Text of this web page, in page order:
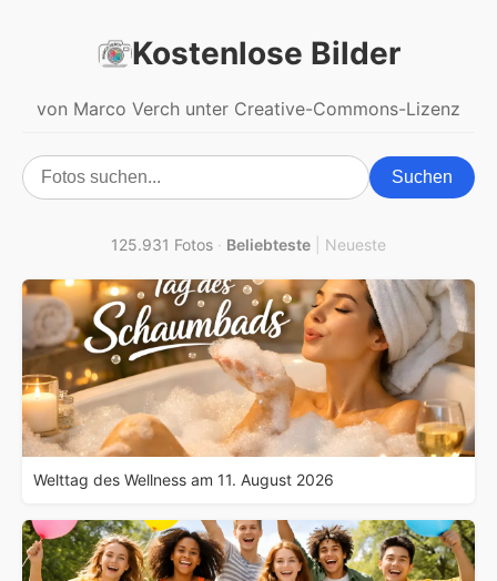
Kostenlose Bilder
von Marco Verch unter Creative-Commons-Lizenz
Suchen
125.931 Fotos · Beliebteste Neueste
Welttag des Wellness am 11. August 2026